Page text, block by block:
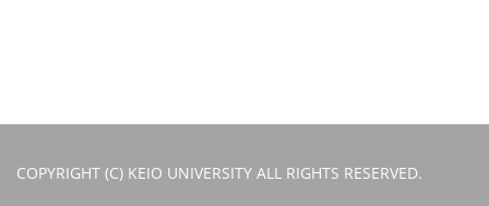
COPYRIGHT (C) KEIO UNIVERSITY ALL RIGHTS RESERVED.